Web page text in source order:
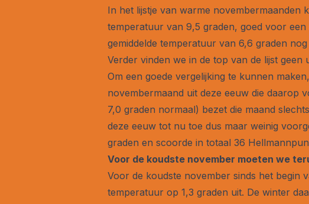
In het lijstje van warme novembermaanden
temperatuur van 9,5 graden, goed voor
gemiddelde temperatuur van 6,6 graden
Verder vinden we in de top van de lijst
Om een goede vergelijking te kunnen
novembermaand uit deze eeuw die daarop
7,0 graden normaal) bezet die maand
deze eeuw tot nu toe dus maar weinig
graden en scoorde in totaal 36
Voor de koudste november moeten we
Voor de koudste november sinds het begin
temperatuur op 1,3 graden uit. De winter